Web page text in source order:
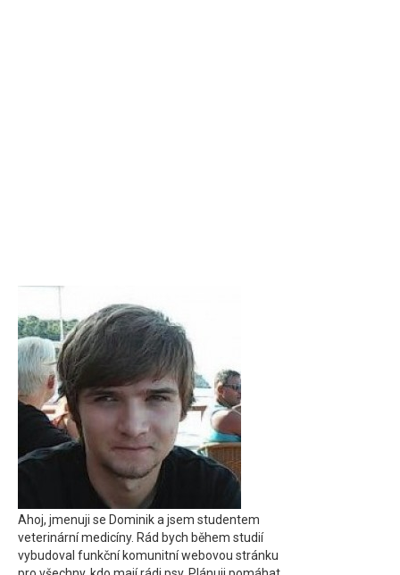
Ahoj, jmenuji se Dominik a jsem studentem
veterinární medicíny. Rád bych během studií
vybudoval funkční komunitní webovou stránku